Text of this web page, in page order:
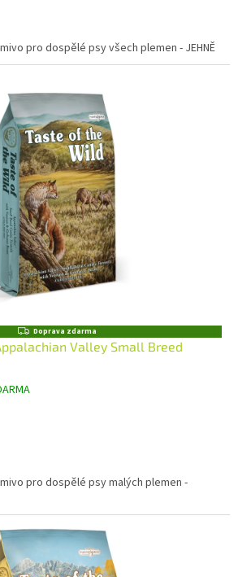
pro dospělé psy všech plemen - JEHNĚ
Z
A
A
Doprava zdarma
Valley Small Breed
pro dospělé psy malých plemen -